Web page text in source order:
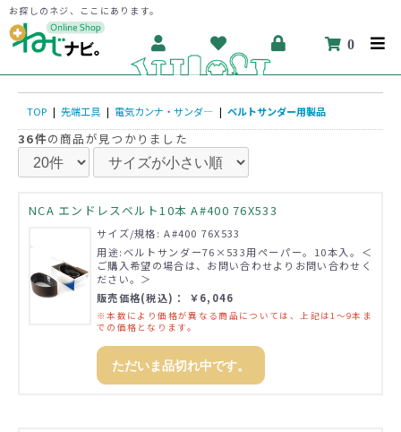
お探しのネジ、ここにあります。
0
TOP | 先端工具 | 電気カンナ・サンダ― | ベルトサンダー用製品
36件の商品が見つかりました
NCA エンドレスベルト10本 A#400 76X533
サイズ/規格: A#400 76X533
用途:ベルトサンダー76×533用ペーパー。10本入。＜
ご購入希望の場合は、お問い合わせよりお問い合わせく
ださい。＞
販売価格(税込)： ￥6,046
※本数により価格が異なる商品については、上記は1～9本ま
での価格となります。
ただいま品切れ中です。